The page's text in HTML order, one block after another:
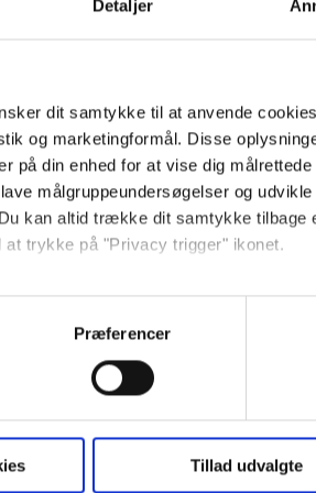
Detaljer
dit samtykke til at anvende
og marketingformål. Disse
på din enhed for at vise dig
målgruppeundersøgelser og
kan altid trække dit samtykke tilbage
at trykke på "Privacy trigger" ikonet.
gerne:
om din placering, der kan være
cookies og indsamle
videregives til vores
Præferencer
Tillad udvalgte
Giv filmen din
et levende og
har decimeret.
er den midterste i
trilogi, der også
ogKongen